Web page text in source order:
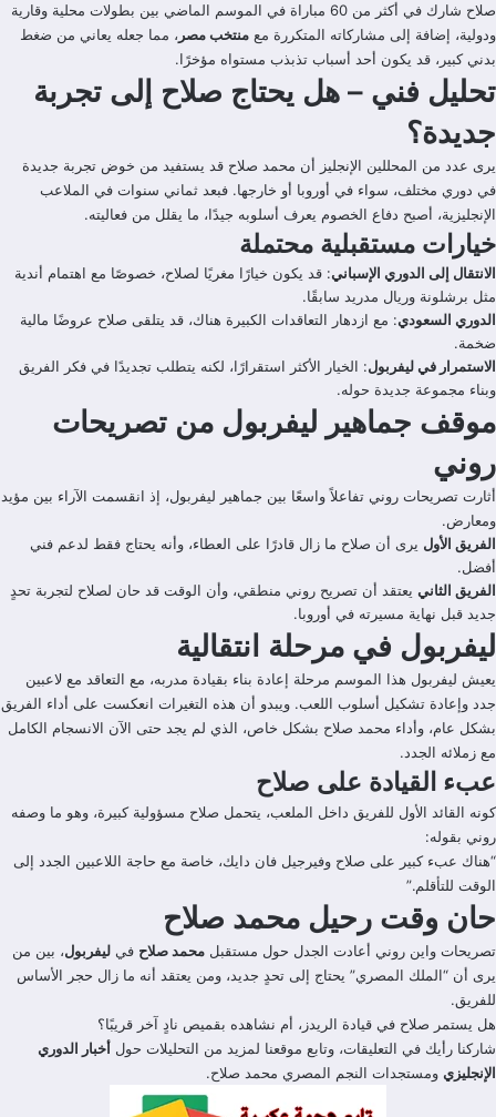
صلاح شارك في أكثر من 60 مباراة في الموسم الماضي بين بطولات محلية وقارية
ودولية، إضافة إلى مشاركاته المتكررة مع منتخب مصر ، مما جعله يعاني من ضغط
بدني كبير، قد يكون أحد أسباب تذبذب مستواه مؤخرًا.
تحليل فني – هل يحتاج صلاح إلى تجربة
جديدة؟
يرى عدد من المحللين الإنجليز أن محمد صلاح قد يستفيد من خوض تجربة جديدة
في دوري مختلف، سواء في أوروبا أو خارجها. فبعد ثماني سنوات في الملاعب
الإنجليزية، أصبح دفاع الخصوم يعرف أسلوبه جيدًا، ما يقلل من فعاليته.
خيارات مستقبلية محتملة
الانتقال إلى الدوري الإسباني: قد يكون خيارًا مغريًا لصلاح، خصوصًا مع اهتمام أندية
مثل برشلونة وريال مدريد سابقًا.
الدوري السعودي: مع ازدهار التعاقدات الكبيرة هناك، قد يتلقى صلاح عروضًا مالية
ضخمة.
الاستمرار في ليفربول: الخيار الأكثر استقرارًا، لكنه يتطلب تجديدًا في فكر الفريق
وبناء مجموعة جديدة حوله.
موقف جماهير ليفربول من تصريحات
روني
أثارت تصريحات روني تفاعلاً واسعًا بين جماهير ليفربول، إذ انقسمت الآراء بين مؤيد
ومعارض.
الفريق الأول يرى أن صلاح ما زال قادرًا على العطاء، وأنه يحتاج فقط لدعم فني
أفضل.
الفريق الثاني يعتقد أن تصريح روني منطقي، وأن الوقت قد حان لصلاح لتجربة تحدٍ
جديد قبل نهاية مسيرته في أوروبا.
ليفربول في مرحلة انتقالية
يعيش ليفربول هذا الموسم مرحلة إعادة بناء بقيادة مدربه، مع التعاقد مع لاعبين
جدد وإعادة تشكيل أسلوب اللعب. ويبدو أن هذه التغيرات انعكست على أداء الفريق
بشكل عام، وأداء محمد صلاح بشكل خاص، الذي لم يجد حتى الآن الانسجام الكامل
مع زملائه الجدد.
عبء القيادة على صلاح
كونه القائد الأول للفريق داخل الملعب، يتحمل صلاح مسؤولية كبيرة، وهو ما وصفه
روني بقوله:
“هناك عبء كبير على صلاح وفيرجيل فان دايك، خاصة مع حاجة اللاعبين الجدد إلى
الوقت للتأقلم.”
حان وقت رحيل محمد صلاح
تصريحات واين روني أعادت الجدل حول مستقبل محمد صلاح في ليفربول، بين من
يرى أن “الملك المصري” يحتاج إلى تحدٍ جديد، ومن يعتقد أنه ما زال حجر الأساس
للفريق.
هل يستمر صلاح في قيادة الريدز، أم نشاهده بقميص نادٍ آخر قريبًا؟
شاركنا رأيك في التعليقات، وتابع موقعنا لمزيد من التحليلات حول أخبار الدوري
الإنجليزي ومستجدات النجم المصري محمد صلاح.